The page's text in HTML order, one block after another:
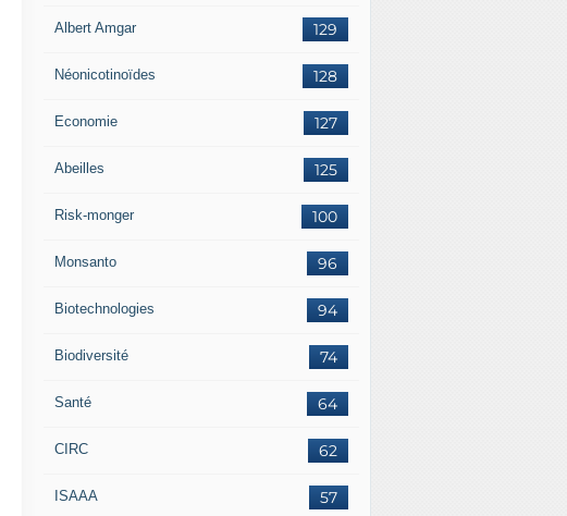
129
Albert Amgar
128
Néonicotinoïdes
127
Economie
125
Abeilles
100
Risk-monger
96
Monsanto
94
Biotechnologies
74
Biodiversité
64
Santé
62
CIRC
57
ISAAA